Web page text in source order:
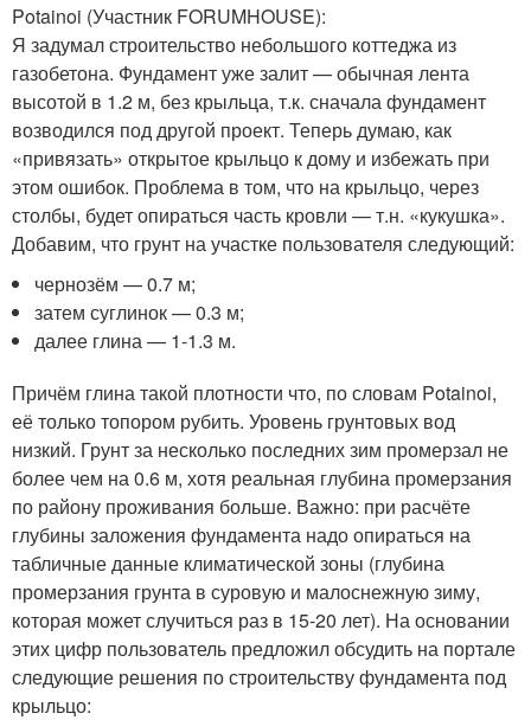
Potainoi (Участник FORUMHOUSE):
Я задумал строительство небольшого коттеджа из
газобетона. Фундамент уже залит — обычная лента
высотой в 1.2 м, без крыльца, т.к. сначала фундамент
возводился под другой проект. Теперь думаю, как
«привязать» открытое крыльцо к дому и избежать при
этом ошибок. Проблема в том, что на крыльцо, через
столбы, будет опираться часть кровли — т.н. «кукушка».
Добавим, что грунт на участке пользователя следующий:
чернозём — 0.7 м;
затем суглинок — 0.3 м;
далее глина — 1-1.3 м.
Причём глина такой плотности что, по словам Potainoi,
её только топором рубить. Уровень грунтовых вод
низкий. Грунт за несколько последних зим промерзал не
более чем на 0.6 м, хотя реальная глубина промерзания
по району проживания больше. Важно: при расчёте
глубины заложения фундамента надо опираться на
табличные данные климатической зоны (глубина
промерзания грунта в суровую и малоснежную зиму,
которая может случиться раз в 15-20 лет). На основании
этих цифр пользователь предложил обсудить на портале
следующие решения по строительству фундамента под
крыльцо: